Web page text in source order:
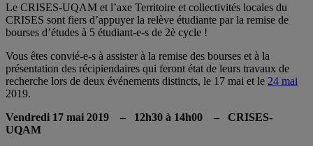
Le CRISES-UQAM et l’axe Territoire et collectivités locales du
CRISES sont fiers d’appuyer la relève étudiante par la remise de
bourses d’études à 5 étudiant-e-s de 2è cycle !
Vous êtes convié-e-s à assister à la remise des bourses et à la
présentation des récipiendaires qui feront état de leurs travaux de
recherche lors de deux événements distincts, le 17 mai et le 24 mai
2019.
Vendredi 17 mai 2019 – 12h30 à 14h00 – CRISES-
UQAM